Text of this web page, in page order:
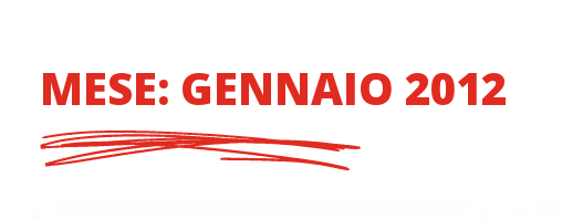
MESE: GENNAIO 2012